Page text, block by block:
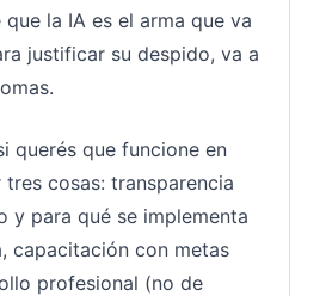
la IA es el arma que va
justificar su despido, va a
querés que funcione en
cosas: transparencia
y para qué se implementa
capacitación con metas
profesional (no de